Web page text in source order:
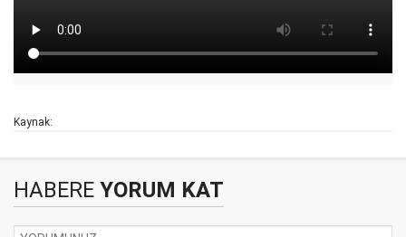
Kaynak:
HABERE YORUM KAT